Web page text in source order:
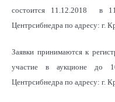
состоится 11.12.2018 в
Центрсибнедра по адресу: г.
Заявки принимаются к
участие в аукционе до
Центрсибнедра по адресу: г.